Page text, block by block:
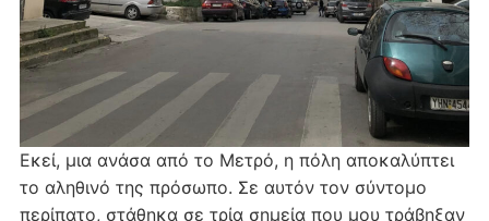
Εκεί, μια ανάσα από το Μετρό, η πόλη αποκαλύπτει
το αληθινό της πρόσωπο. Σε αυτόν τον σύντομο
περίπατο, στάθηκα σε τρία σημεία που μου τράβηξαν